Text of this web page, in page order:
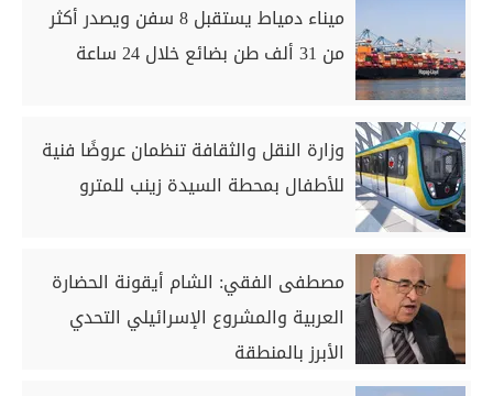
ميناء دمياط يستقبل 8 سفن ويصدر أكثر
من 31 ألف طن بضائع خلال 24 ساعة
وزارة النقل والثقافة تنظمان عروضًا فنية
للأطفال بمحطة السيدة زينب للمترو
مصطفى الفقي: الشام أيقونة الحضارة
العربية والمشروع الإسرائيلي التحدي
الأبرز بالمنطقة